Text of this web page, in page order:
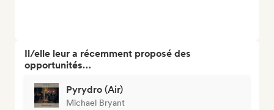
Il/elle leur a récemment proposé des
opportunités…
Pyrydro (Air)
Michael Bryant